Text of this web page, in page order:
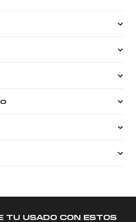
TU USADO CON ESTOS